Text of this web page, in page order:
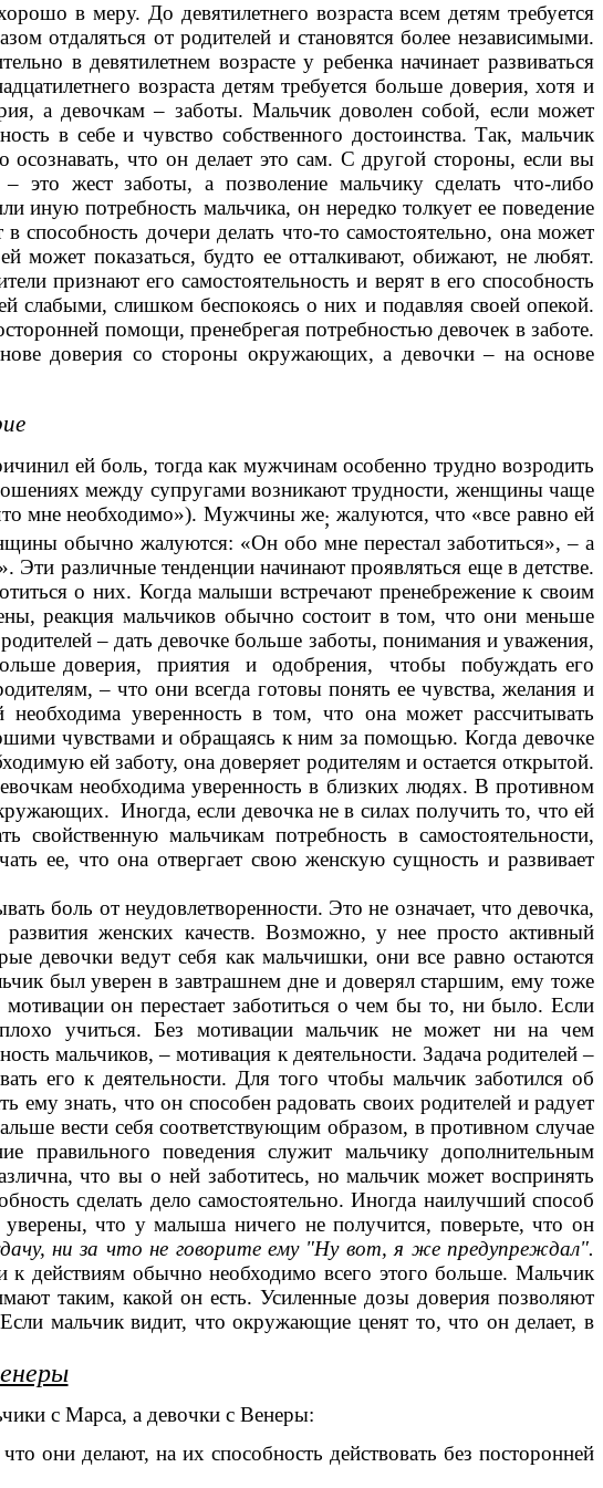
в меру. До девятилетнего возраста всем детям требуется
отдаляться от родителей и становятся более независимыми.
в девятилетнем возрасте у ребенка начинает развиваться
возраста детям требуется больше доверия, хотя и
а девочкам – заботы. Мальчик доволен собой, если может
в себе и чувство собственного достоинства. Так, мальчик
что он делает это сам. С другой стороны, если вы
жест заботы, а позволение мальчику сделать что-либо
иную потребность мальчика, он нередко толкует ее поведение
дочери делать что-то самостоятельно, она может
может показаться, будто ее отталкивают, обижают, не любят.
признают его самостоятельность и верят в его способность
слабыми, слишком беспокоясь о них и подавляя своей опекой.
помощи, пренебрегая потребностью девочек в заботе.
доверия со стороны окружающих, а девочки – на основе
ей боль, тогда как мужчинам особенно трудно возродить
между супругами возникают трудности, женщины чаще
мне необходимо»). Мужчины же; жалуются, что «все равно ей
обычно жалуются: «Он обо мне перестал заботиться», – а
Эти различные тенденции начинают проявляться еще в детстве.
о них. Когда малыши встречают пренебрежение к своим
реакция мальчиков обычно состоит в том, что они меньше
– дать девочке больше заботы, понимания и уважения,
доверия, приятия и одобрения, чтобы побуждать его
– что они всегда готовы понять ее чувства, желания и
уверенность в том, что она может рассчитывать
чувствами и обращаясь к ним за помощью. Когда девочке
ей заботу, она доверяет родителям и остается открытой.
необходима уверенность в близких людях. В противном
Иногда, если девочка не в силах получить то, что ей
свойственную мальчикам потребность в самостоятельности,
ее, что она отвергает свою женскую сущность и развивает
боль от неудовлетворенности. Это не означает, что девочка,
женских качеств. Возможно, у нее просто активный
девочки ведут себя как мальчишки, они все равно остаются
был уверен в завтрашнем дне и доверял старшим, ему тоже
он перестает заботиться о чем бы то, ни было. Если
учиться. Без мотивации мальчик не может ни на чем
мальчиков, – мотивация к деятельности. Задача родителей –
его к деятельности. Для того чтобы мальчик заботился об
знать, что он способен радовать своих родителей и радует
вести себя соответствующим образом, в противном случае
правильного поведения служит мальчику дополнительным
что вы о ней заботитесь, но мальчик может воспринять
сделать дело самостоятельно. Иногда наилучший способ
что у малыша ничего не получится, поверьте, что он
ни за что не говорите ему "Ну вот, я же предупреждал".
к действиям обычно необходимо всего этого больше. Мальчик
таким, какой он есть. Усиленные дозы доверия позволяют
мальчик видит, что окружающие ценят то, что он делает, в
с Марса, а девочки с Венеры:
они делают, на их способность действовать без посторонней